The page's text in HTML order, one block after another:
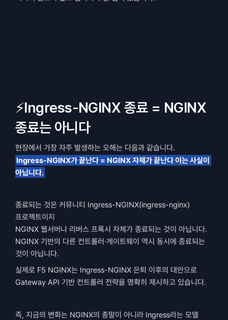
⚡Ingress-NGINX 종료 = NGINX
종료는 아니다
현장에서 가장 자주 발생하는 오해는 다음과 같습니다.
Ingress-NGINX가 끝난다 = NGINX 자체가 끝난다 이는 사실이
아닙니다.
종료되는 것은 커뮤니티 Ingress-NGINX(ingress-nginx)
프로젝트이지
NGINX 웹서버나 리버스 프록시 자체가 종료되는 것이 아닙니다.
NGINX 기반의 다른 컨트롤러·게이트웨이 역시 동시에 종료되는
것이 아닙니다.
실제로 F5 NGINX는 Ingress-NGINX 은퇴 이후의 대안으로
Gateway API 기반 컨트롤러 전략을 명확히 제시하고 있습니다.
즉, 지금의 변화는 NGINX의 종말이 아니라 Ingress라는 모델